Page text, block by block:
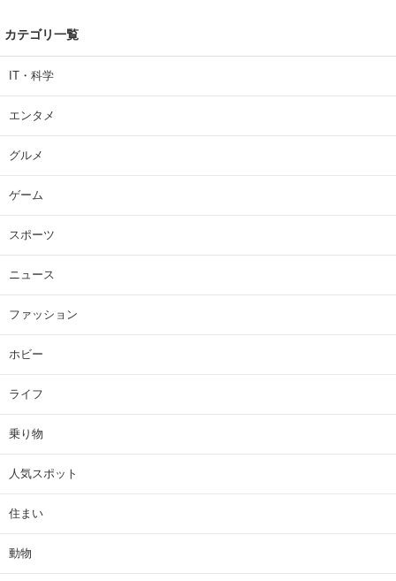
カテゴリ一覧
IT・科学
エンタメ
グルメ
ゲーム
スポーツ
ニュース
ファッション
ホビー
ライフ
乗り物
人気スポット
住まい
動物